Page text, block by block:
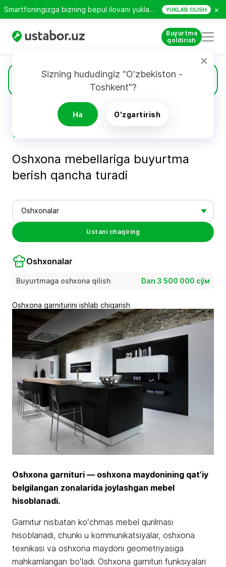
Smartfoningizga bizning bepul ilovani yuklab oling! YUKLAB OLISH ×
Buyurtma
qoldirish
Sizning hududingiz "O'zbekiston -
Toshkent"?
Ha O'zgartirish
Narxlar
Ustalarning xizmatlari narxi - Ustabor.uz
Oshxona mebellariga buyurtma
berish qancha turadi
Oshxonalar
Ustani chaqiring
Oshxonalar
Buyurtmaga oshxona qilish Dan 3 500 000 сўм
Oshxona garniturini ishlab chiqarish
Oshxona garnituri — oshxona maydonining qatʼiy
belgilangan zonalarida joylashgan mebel
hisoblanadi.
Garnitur nisbatan koʻchmas mebel qurilmasi
hisoblanadi, chunki u kommunikatsiyalar, oshxona
texnikasi va oshxona maydoni geometriyasiga
mahkamlangan boʻladi. Oshxona garnituri funksiyalari